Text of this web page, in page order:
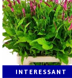
INTERESSANT